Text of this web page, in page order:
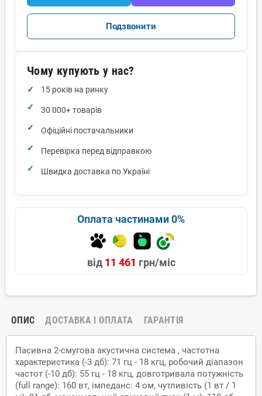
Подзвонити
Чому купують у нас?
15 років на ринку
30 000+ товарів
Офіційні постачальники
Перевірка перед відправкою
Швидка доставка по Україні
Оплата частинами 0%
від 11 461 грн/міс
ОПИС ДОСТАВКА І ОПЛАТА ГАРАНТІЯ
Пасивна 2-смугова акустична система , частотна
характеристика (-3 дб): 71 гц - 18 кгц, робочий діапазон
частот (-10 дб): 55 гц - 18 кгц, довготривала потужність
(full range): 160 вт, імпеданс: 4 ом, чутливість (1 вт / 1